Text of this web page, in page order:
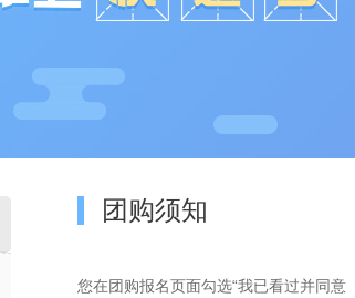
团购须知
您在团购报名页面勾选“我已看过并同